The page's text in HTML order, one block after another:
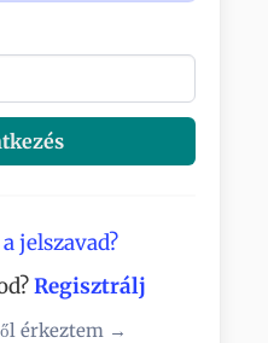
jelszavad?
Regisztrálj
érkeztem →